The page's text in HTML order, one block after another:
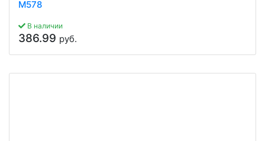
M578
В наличии
386.99 руб.